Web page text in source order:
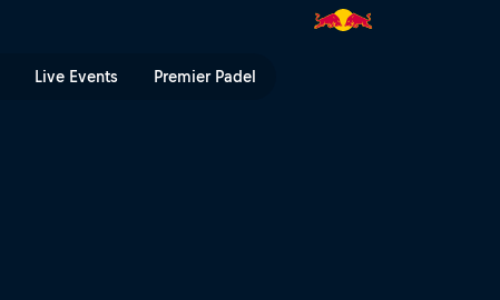
Live Events Premier Padel